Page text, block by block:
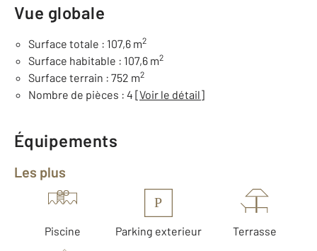
Vue globale
Surface totale : 107,6 m2
Surface habitable : 107,6 m2
Surface terrain : 752 m2
Nombre de pièces : 4 [Voir le détail]
Équipements
Les plus
Piscine
P
Parking exterieur Terrasse